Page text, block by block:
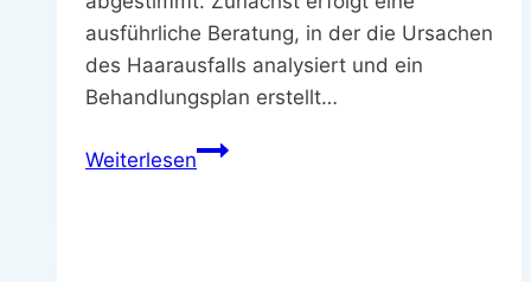
ausführliche Beratung, in der die Ursachen
des Haarausfalls analysiert und ein
Behandlungsplan erstellt…
WeiterlesenWie